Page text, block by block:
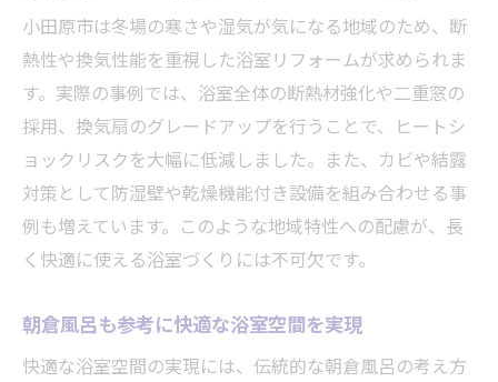
浴室リフォームで将来も安心な住まいを目
指す
省エネ設備で実現する浴室の快適空間作り
浴室リフォームで省エネ性能を高める設備
選び
小田原市の住宅で選ばれる省エネ浴室事例
省エネ浴室リフォームで快適な毎日を実現
浴室の省エネ改修で家計と環境にやさしく
小田原市は冬場の寒さや湿気が気になる地域のため、断
熱性や換気性能を重視した浴室リフォームが求められま
す。実際の事例では、浴室全体の断熱材強化や二重窓の
採用、換気扇のグレードアップを行うことで、ヒートシ
ョックリスクを大幅に低減しました。また、カビや結露
対策として防湿壁や乾燥機能付き設備を組み合わせる事
例も増えています。このような地域特性への配慮が、長
く快適に使える浴室づくりには不可欠です。
朝倉風呂も参考に快適な浴室空間を実現
快適な浴室空間の実現には、伝統的な朝倉風呂の考え方